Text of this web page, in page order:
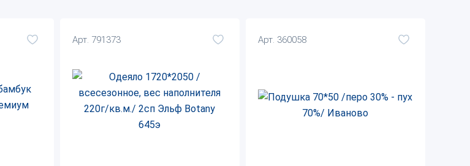
Арт. 791373 Арт. 360058